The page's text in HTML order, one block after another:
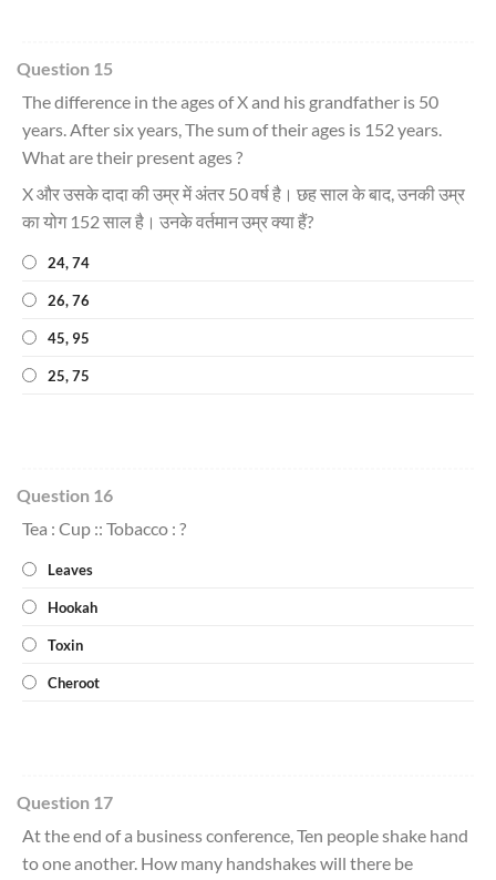
Question 15
The difference in the ages of X and his grandfather is 50
years. After six years, The sum of their ages is 152 years.
What are their present ages ?
X और उसके दादा की उम्र में अंतर 50 वर्ष है। छह साल के बाद, उनकी उम्र
का योग 152 साल है। उनके वर्तमान उम्र क्या हैं?
24, 74
26, 76
45, 95
25, 75
Question 16
Tea : Cup :: Tobacco : ?
Leaves
Hookah
Toxin
Cheroot
Question 17
At the end of a business conference, Ten people shake hand
to one another. How many handshakes will there be